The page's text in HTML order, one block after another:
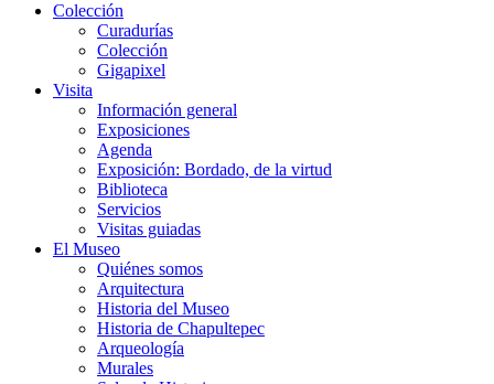
Colección
Curadurías
Colección
Gigapixel
Visita
Información general
Exposiciones
Agenda
Exposición: Bordado, de la virtud
Biblioteca
Servicios
Visitas guiadas
El Museo
Quiénes somos
Arquitectura
Historia del Museo
Historia de Chapultepec
Arqueología
Murales